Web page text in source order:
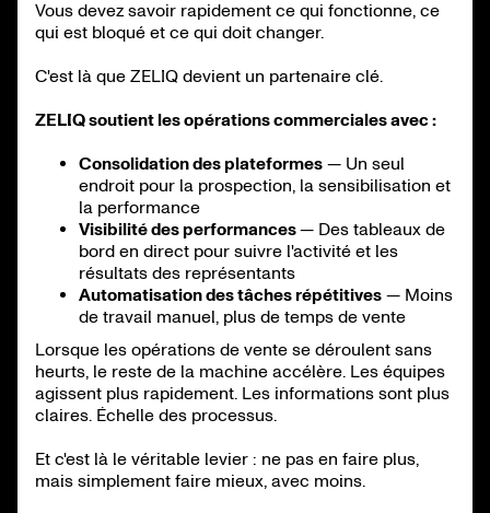
Vous devez savoir rapidement ce qui fonctionne, ce
qui est bloqué et ce qui doit changer.
C'est là que ZELIQ devient un partenaire clé.
ZELIQ soutient les opérations commerciales avec :
Consolidation des plateformes — Un seul
endroit pour la prospection, la sensibilisation et
la performance
Visibilité des performances— Des tableaux de
bord en direct pour suivre l'activité et les
résultats des représentants
Automatisation des tâches répétitives — Moins
de travail manuel, plus de temps de vente
Lorsque les opérations de vente se déroulent sans
heurts, le reste de la machine accélère. Les équipes
agissent plus rapidement. Les informations sont plus
claires. Échelle des processus.
Et c'est là le véritable levier : ne pas en faire plus,
mais simplement faire mieux, avec moins.